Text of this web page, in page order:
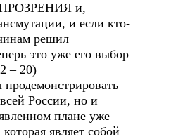
ПРОЗРЕНИЯ и,
и если кто-
решил
это уже его выбор
– 20)
России, но и
плане уже
являет собой